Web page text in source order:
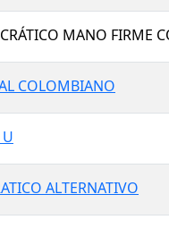
MANO FIRME
COLOMBIANO
ALTERNATIVO